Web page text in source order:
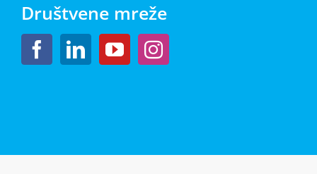
Društvene mreže